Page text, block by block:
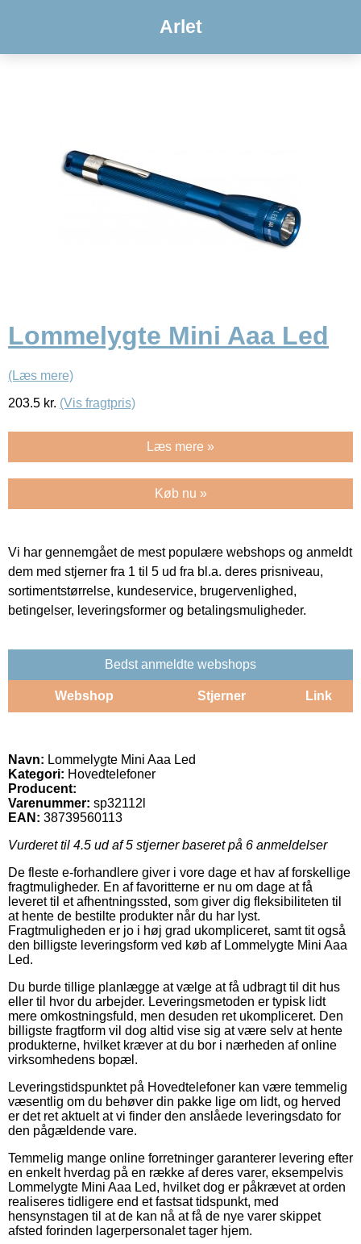
Arlet
Lommelygte Mini Aaa Led
(Læs mere)
203.5 kr. (Vis fragtpris)
Læs mere »
Køb nu »
Vi har gennemgået de mest populære webshops og anmeldt
dem med stjerner fra 1 til 5 ud fra bl.a. deres prisniveau,
sortimentstørrelse, kundeservice, brugervenlighed,
betingelser, leveringsformer og betalingsmuligheder.
Bedst anmeldte webshops
Webshop Stjerner Link
Navn: Lommelygte Mini Aaa Led
Kategori: Hovedtelefoner
Producent:
Varenummer: sp32112l
EAN: 38739560113
Vurderet til 4.5 ud af 5 stjerner baseret på 6 anmeldelser
De fleste e-forhandlere giver i vore dage et hav af forskellige
fragtmuligheder. En af favoritterne er nu om dage at få
leveret til et afhentningssted, som giver dig fleksibiliteten til
at hente de bestilte produkter når du har lyst.
Fragtmuligheden er jo i høj grad ukompliceret, samt tit også
den billigste leveringsform ved køb af Lommelygte Mini Aaa
Led.
Du burde tillige planlægge at vælge at få udbragt til dit hus
eller til hvor du arbejder. Leveringsmetoden er typisk lidt
mere omkostningsfuld, men desuden ret ukompliceret. Den
billigste fragtform vil dog altid vise sig at være selv at hente
produkterne, hvilket kræver at du bor i nærheden af online
virksomhedens bopæl.
Leveringstidspunktet på Hovedtelefoner kan være temmelig
væsentlig om du behøver din pakke lige om lidt, og herved
er det ret aktuelt at vi finder den anslåede leveringsdato for
den pågældende vare.
Temmelig mange online forretninger garanterer levering efter
en enkelt hverdag på en række af deres varer, eksempelvis
Lommelygte Mini Aaa Led, hvilket dog er påkrævet at orden
realiseres tidligere end et fastsat tidspunkt, med
hensynstagen til at de kan nå at få de nye varer skippet
afsted forinden lagerpersonalet tager hjem.